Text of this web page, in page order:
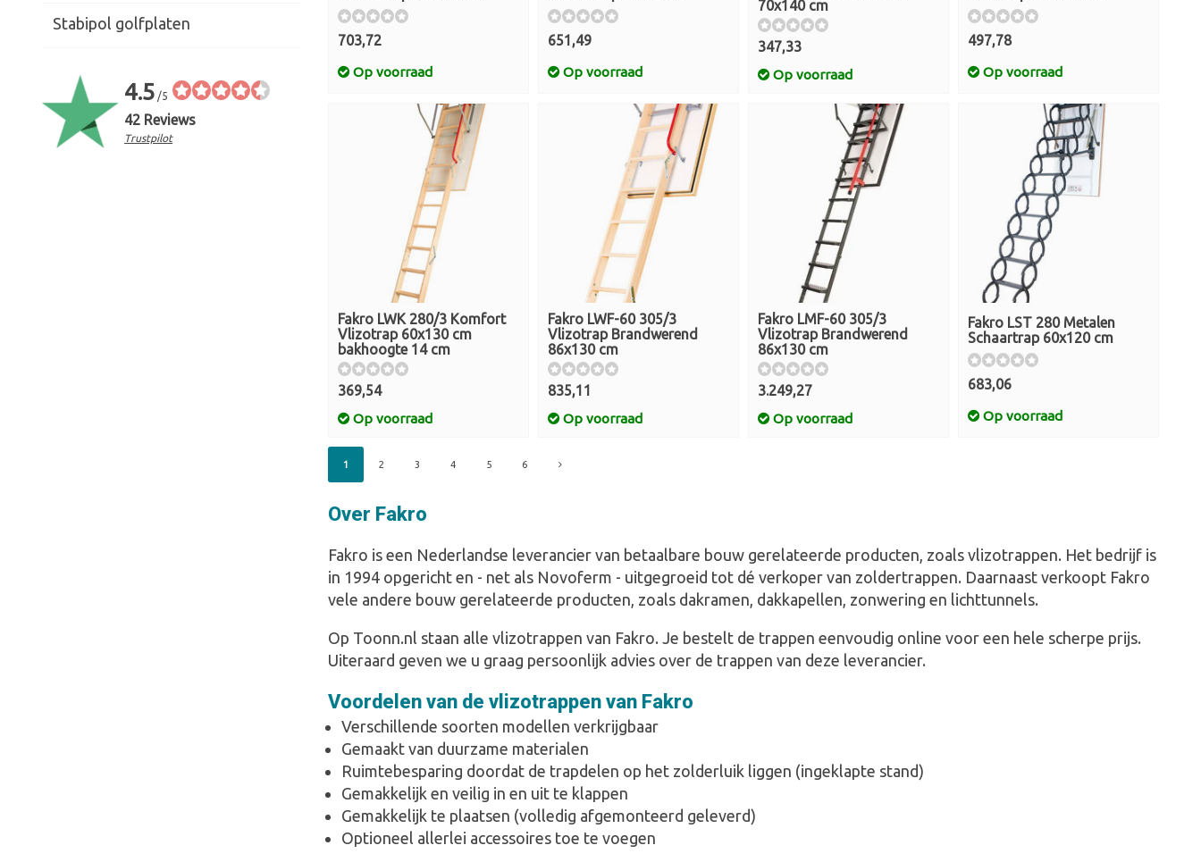
Stabipol golfplaten
4.5 /5
42 Reviews
Trustpilot
703,72
Op voorraad
651,49
Op voorraad
70x140 cm
347,33
Op voorraad
497,78
Op voorraad
Fakro LWK 280/3 Komfort
Vlizotrap 60x130 cm
bakhoogte 14 cm
369,54
Op voorraad
Fakro LWF-60 305/3
Vlizotrap Brandwerend
86x130 cm
835,11
Op voorraad
Fakro LMF-60 305/3
Vlizotrap Brandwerend
86x130 cm
3.249,27
Op voorraad
Fakro LST 280 Metalen
Schaartrap 60x120 cm
683,06
Op voorraad
1 2 3 4 5 6
Over Fakro
Fakro is een Nederlandse leverancier van betaalbare bouw gerelateerde producten, zoals vlizotrappen. Het bedrijf is
in 1994 opgericht en - net als Novoferm - uitgegroeid tot dé verkoper van zoldertrappen. Daarnaast verkoopt Fakro
vele andere bouw gerelateerde producten, zoals dakramen, dakkapellen, zonwering en lichttunnels.
Op Toonn.nl staan alle vlizotrappen van Fakro. Je bestelt de trappen eenvoudig online voor een hele scherpe prijs.
Uiteraard geven we u graag persoonlijk advies over de trappen van deze leverancier.
Voordelen van de vlizotrappen van Fakro
Verschillende soorten modellen verkrijgbaar
Gemaakt van duurzame materialen
Ruimtebesparing doordat de trapdelen op het zolderluik liggen (ingeklapte stand)
Gemakkelijk en veilig in en uit te klappen
Gemakkelijk te plaatsen (volledig afgemonteerd geleverd)
Optioneel allerlei accessoires toe te voegen